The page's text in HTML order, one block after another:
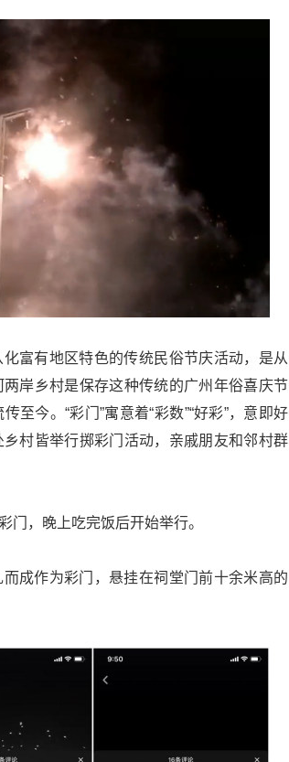
富有地区特色的传统民俗节庆活动，是从
岸乡村是保存这种传统的广州年俗喜庆节
至今。“彩门”寓意着“彩数”“好彩”，意即好
村皆举行掷彩门活动，亲戚朋友和邻村群
门，晚上吃完饭后开始举行。
成作为彩门，悬挂在祠堂门前十余米高的